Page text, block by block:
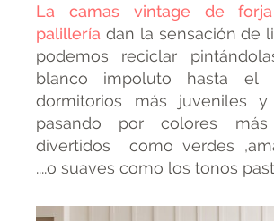
La camas vintage de forja
palillería dan la sensación de
podemos reciclar
blanco impoluto hasta el
dormitorios más juveniles y
pasando por colores
divertidos como verdes
....o suaves como los tonos